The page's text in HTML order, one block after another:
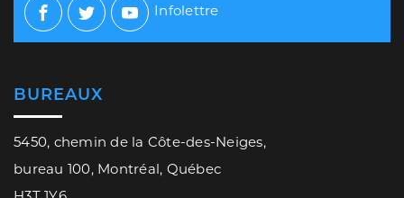
Facebook
TwitterYoutube
Infolettre
BUREAUX
5450, chemin de la Côte-des-Neiges,
bureau 100, Montréal, Québec